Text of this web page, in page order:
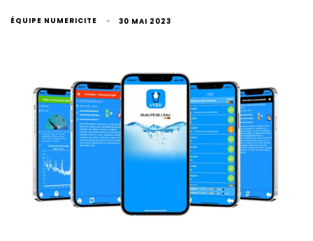
ÉQUIPE NUMERICITE 30 MAI 2023